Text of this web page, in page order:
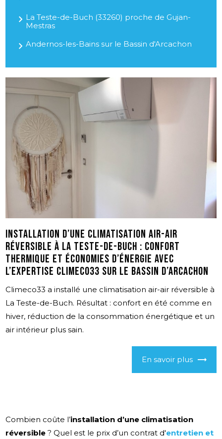
La Teste-de-Buch (33260) proche de Gujan-
Mestras
Andernos-les-Bains sur le Bassin d'Arcachon
Installation d’une climatisation air-air
réversible à La Teste-de-Buch : confort
thermique et économies d’énergie avec
l’expertise Climeco33 sur le Bassin d’Arcachon
Climeco33 a installé une climatisation air-air réversible à
La Teste-de-Buch. Résultat : confort en été comme en
hiver, réduction de la consommation énergétique et un
air intérieur plus sain.
En savoir plus
Combien coûte l’installation d’une climatisation
réversible ? Quel est le prix d’un contrat d'entretien et